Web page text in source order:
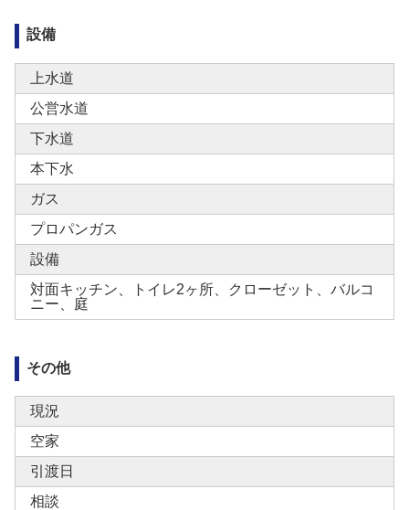
設備
上水道
公営水道
下水道
本下水
ガス
プロパンガス
設備
対面キッチン、トイレ2ヶ所、クローゼット、バルコ
ニー、庭
その他
現況
空家
引渡日
相談